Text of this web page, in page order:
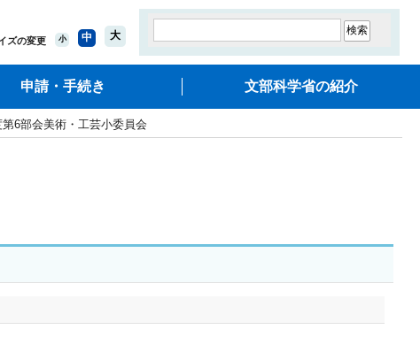
ズの変更 小 中 大
申請・手続き 文部科学省の紹介
6部会美術・工芸小委員会